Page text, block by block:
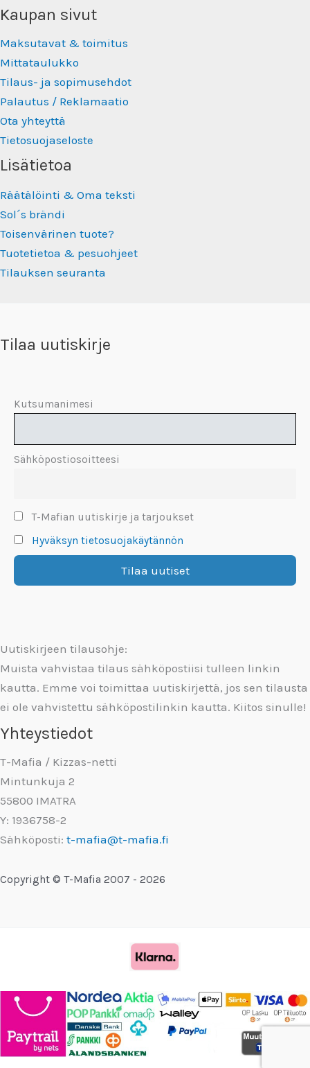
Kaupan sivut
Maksutavat & toimitus
Mittataulukko
Tilaus- ja sopimusehdot
Palautus / Reklamaatio
Ota yhteyttä
Tietosuojaseloste
Lisätietoa
Räätälöinti & Oma teksti
Sol´s brändi
Toisenvärinen tuote?
Tuotetietoa & pesuohjeet
Tilauksen seuranta
Tilaa uutiskirje
Kutsumanimesi
Sähköpostiosoitteesi
T-Mafian uutiskirje ja tarjoukset
Hyväksyn tietosuojakäytännön
Uutiskirjeen tilausohje:
Muista vahvistaa tilaus sähköpostiisi tulleen linkin
kautta. Emme voi toimittaa uutiskirjettä, jos sen tilausta
ei ole vahvistettu sähköpostilinkin kautta. Kiitos sinulle!
Yhteystiedot
T-Mafia / Kizzas-netti
Mintunkuja 2
55800 IMATRA
Y: 1936758-2
Sähköposti: t-mafia@t-mafia.fi
Copyright © T-Mafia 2007 - 2026